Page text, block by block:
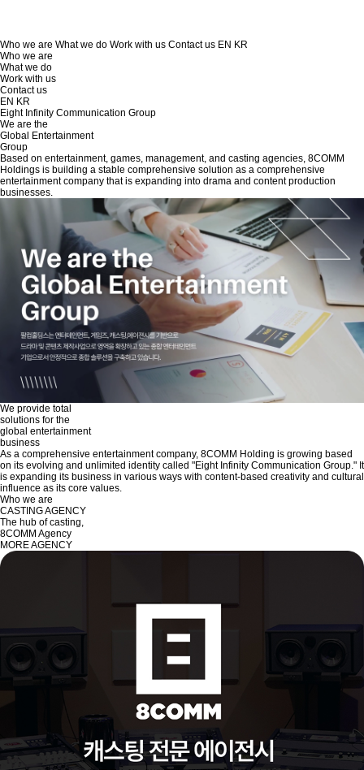
Who we are What we do Work with us Contact us EN KR
Who we are
What we do
Work with us
Contact us
EN KR
Eight Infinity Communication Group
We are the
Global Entertainment
Group
Based on entertainment, games, management, and casting agencies, 8COMM
Holdings is building a stable comprehensive solution as a comprehensive
entertainment company that is expanding into drama and content production
businesses.
We provide total
solutions for the
global entertainment
business
As a comprehensive entertainment company, 8COMM Holding is growing based
on its evolving and unlimited identity called "Eight Infinity Communication Group." It
is expanding its business in various ways with content-based creativity and cultural
influence as its core values.
Who we are
CASTING AGENCY
The hub of casting,
8COMM Agency
MORE AGENCY